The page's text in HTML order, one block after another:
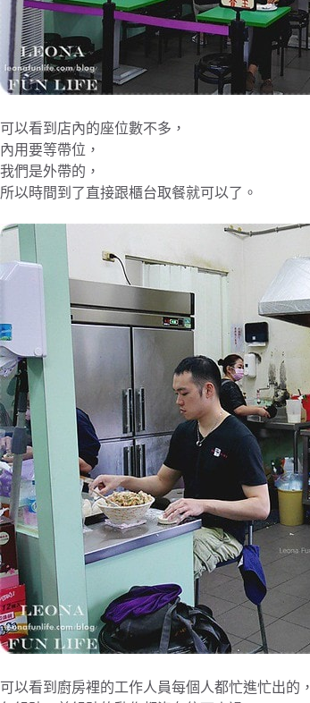
可以看到店內的座位數不多，
內用要等帶位，
我們是外帶的，
所以時間到了直接跟櫃台取餐就可以了。
可以看到廚房裡的工作人員每個人都忙進忙出的，